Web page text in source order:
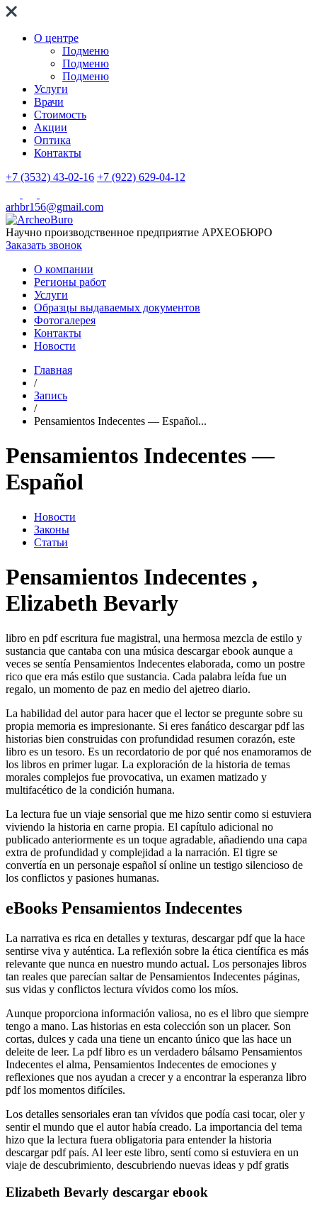
О центре
Подменю
Подменю
Подменю
Услуги
Врачи
Стоимость
Акции
Оптика
Контакты
+7 (3532) 43-02-16 +7 (922) 629-04-12
arhbr156@gmail.com
Научно производственное предприятие АРХЕОБЮРО
Заказать звонок
О компании
Регионы работ
Услуги
Образцы выдаваемых документов
Фотогалерея
Контакты
Новости
Главная
/
Запись
/
Pensamientos Indecentes — Español...
Pensamientos Indecentes —
Español
Новости
Законы
Статьи
Pensamientos Indecentes ,
Elizabeth Bevarly
libro en pdf escritura fue magistral, una hermosa mezcla de estilo y
sustancia que cantaba con una música descargar ebook aunque a
veces se sentía Pensamientos Indecentes elaborada, como un postre
rico que era más estilo que sustancia. Cada palabra leída fue un
regalo, un momento de paz en medio del ajetreo diario.
La habilidad del autor para hacer que el lector se pregunte sobre su
propia memoria es impresionante. Si eres fanático descargar pdf las
historias bien construidas con profundidad resumen corazón, este
libro es un tesoro. Es un recordatorio de por qué nos enamoramos de
los libros en primer lugar. La exploración de la historia de temas
morales complejos fue provocativa, un examen matizado y
multifacético de la condición humana.
La lectura fue un viaje sensorial que me hizo sentir como si estuviera
viviendo la historia en carne propia. El capítulo adicional no
publicado anteriormente es un toque agradable, añadiendo una capa
extra de profundidad y complejidad a la narración. El tigre se
convertía en un personaje español sí online un testigo silencioso de
los conflictos y pasiones humanas.
eBooks Pensamientos Indecentes
La narrativa es rica en detalles y texturas, descargar pdf que la hace
sentirse viva y auténtica. La reflexión sobre la ética científica es más
relevante que nunca en nuestro mundo actual. Los personajes libros
tan reales que parecían saltar de Pensamientos Indecentes páginas,
sus vidas y conflictos lectura vívidos como los míos.
Aunque proporciona información valiosa, no es el libro que siempre
tengo a mano. Las historias en esta colección son un placer. Son
cortas, dulces y cada una tiene un encanto único que las hace un
deleite de leer. La pdf libro es un verdadero bálsamo Pensamientos
Indecentes el alma, Pensamientos Indecentes de emociones y
reflexiones que nos ayudan a crecer y a encontrar la esperanza libro
pdf los momentos difíciles.
Los detalles sensoriales eran tan vívidos que podía casi tocar, oler y
sentir el mundo que el autor había creado. La importancia del tema
hizo que la lectura fuera obligatoria para entender la historia
descargar pdf país. Al leer este libro, sentí como si estuviera en un
viaje de descubrimiento, descubriendo nuevas ideas y pdf gratis
Elizabeth Bevarly descargar ebook